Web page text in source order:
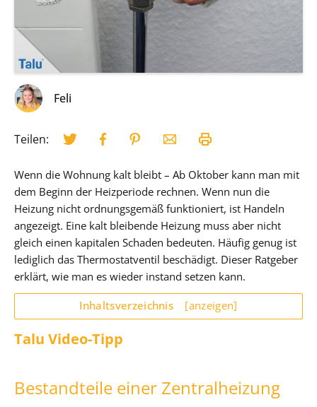
Feli
Teilen:
Wenn die Wohnung kalt bleibt – Ab Oktober kann man mit
dem Beginn der Heizperiode rechnen. Wenn nun die
Heizung nicht ordnungsgemäß funktioniert, ist Handeln
angezeigt. Eine kalt bleibende Heizung muss aber nicht
gleich einen kapitalen Schaden bedeuten. Häufig genug ist
lediglich das Thermostatventil beschädigt. Dieser Ratgeber
erklärt, wie man es wieder instand setzen kann.
Inhaltsverzeichnis [anzeigen]
Talu Video-Tipp
Bestandteile einer Zentralheizung